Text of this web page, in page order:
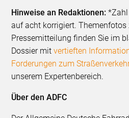
Hinweise an Redaktionen:
auf acht korrigiert. Themenfotos
Pressemitteilung finden Sie im
Dossier mitvertieften
Forderungen zum
unserem Expertenbereich.
Über den ADFC